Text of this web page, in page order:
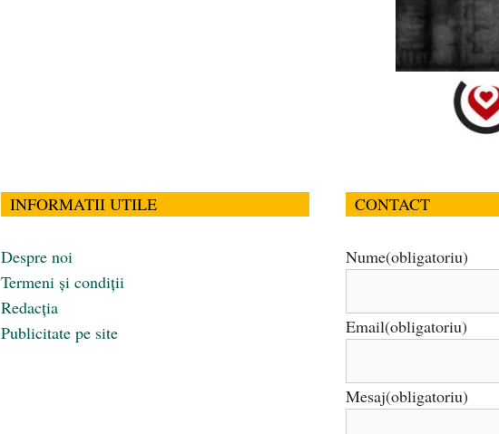
INFORMATII UTILE
Despre noi
Termeni și condiții
Redacția
Publicitate pe site
CONTACT
Nume(obligatoriu)
Email(obligatoriu)
Mesaj(obligatoriu)